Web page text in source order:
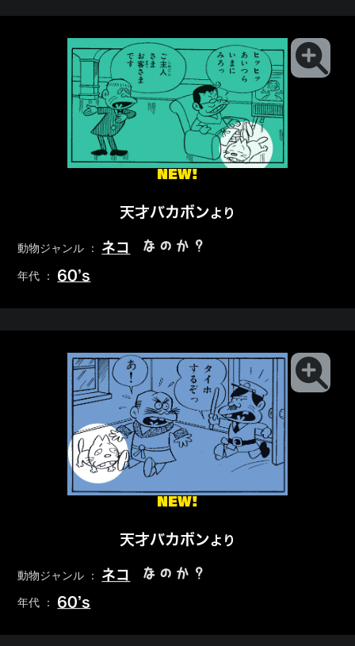
NEW!
天才バカボンより
動物ジャンル ： ネコ なのか？
年代 ： 60’s
NEW!
天才バカボンより
動物ジャンル ： ネコ なのか？
年代 ： 60’s